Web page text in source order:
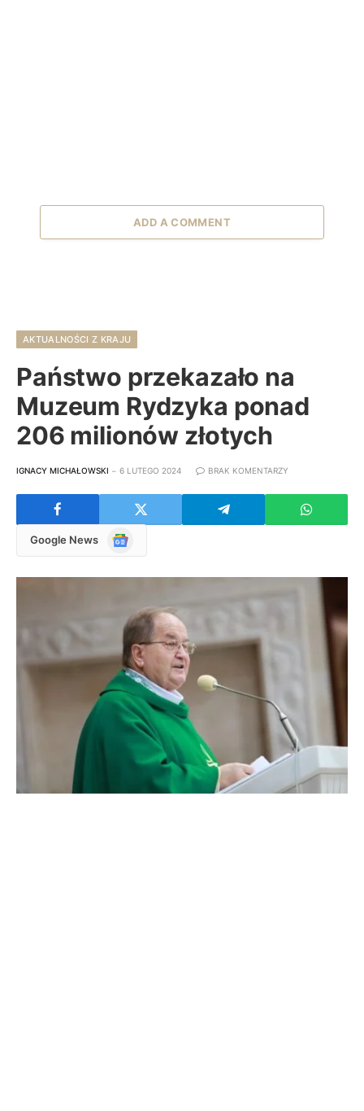
ADD A COMMENT
AKTUALNOŚCI Z KRAJU
Państwo przekazało na
Muzeum Rydzyka ponad
206 milionów złotych
IGNACY MICHAŁOWSKI 6 LUTEGO 2024 BRAK KOMENTARZY
Google News
Google